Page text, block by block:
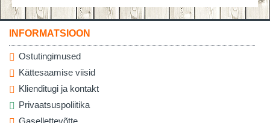
INFORMATSIOON
Ostutingimused
Kättesaamise viisid
Klienditugi ja kontakt
Privaatsuspoliitika